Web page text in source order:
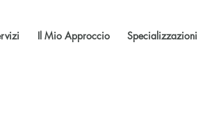
Il Mio Approccio Specializzazioni